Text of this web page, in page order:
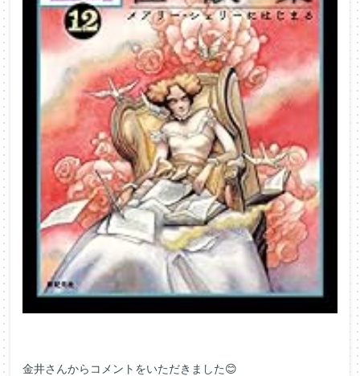
金井さんからコメントをいただきました😊